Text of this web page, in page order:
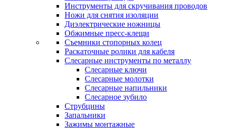
Инструменты для скручивания проводов
Ножи для снятия изоляции
Диэлектрические ножницы
Обжимные пресс-клещи
Съемники стопорных колец
Раскаточные ролики для кабеля
Слесарные инструменты по металлу
Слесарные ключи
Слесарные молотки
Слесарные напильники
Слесарное зубило
Струбцины
Запальники
Зажимы монтажные